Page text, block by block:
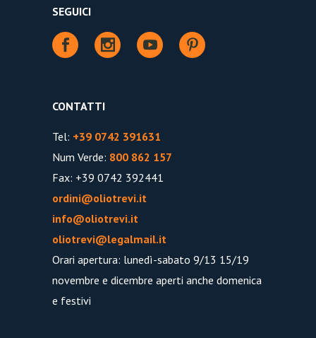
SEGUICI
CONTATTI
Tel: +39 0742 391631
Num Verde: 800 862 157
Fax: +39 0742 392441
ordini@oliotrevi.it
info@oliotrevi.it
oliotrevi@legalmail.it
Orari apertura: lunedì-sabato 9/13 15/19
novembre e dicembre aperti anche domenica
e festivi